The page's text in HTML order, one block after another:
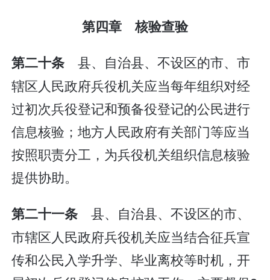
第四章 核验查验
第二十条 县、自治县、不设区的市、市
辖区人民政府兵役机关应当每年组织对经
过初次兵役登记和预备役登记的公民进行
信息核验；地方人民政府有关部门等应当
按照职责分工，为兵役机关组织信息核验
提供协助。
第二十一条 县、自治县、不设区的市、
市辖区人民政府兵役机关应当结合征兵宣
传和公民入学升学、毕业离校等时机，开